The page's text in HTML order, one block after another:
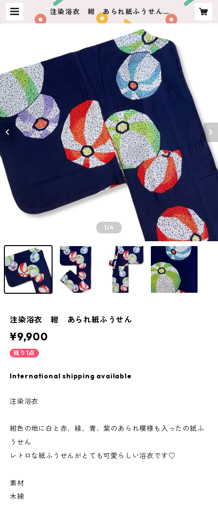
注染浴衣 紺 あられ紙ふうせん |
usagiya ashikaga
1/4
注染浴衣 紺 あられ紙ふうせん
¥9,900
残り1点
International shipping available
注染浴衣
紺色の地に白と赤、緑、青、紫のあられ模様も入ったの紙ふ
うせん
レトロな紙ふうせんがとても可愛らしい浴衣です♡
素材
木綿